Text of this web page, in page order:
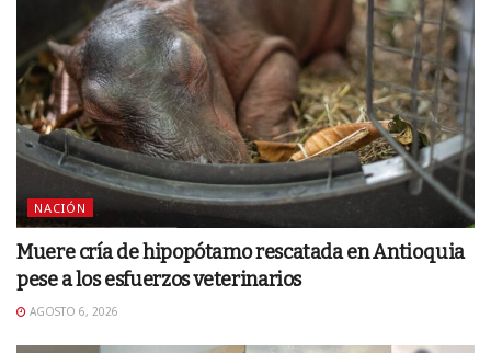
NACIÓN
Muere cría de hipopótamo rescatada en Antioquia
pese a los esfuerzos veterinarios
AGOSTO 6, 2026